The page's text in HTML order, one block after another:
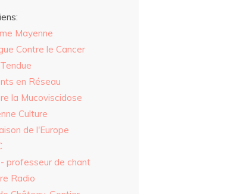
Mayenne
Contre le Cancer
en Réseau
la Mucoviscidose
Culture
de l'Europe
professeur de chant
Radio